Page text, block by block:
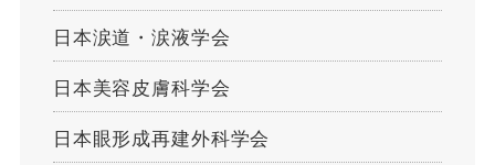
日本涙道・涙液学会
日本美容皮膚科学会
日本眼形成再建外科学会